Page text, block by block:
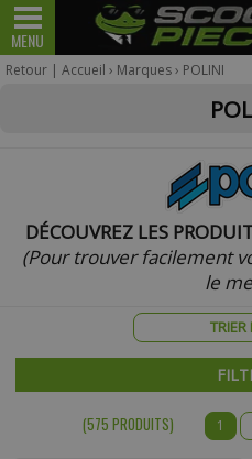
MENU
véhicule
Retour | Accueil › Marques› POLINI
DÉCOUVREZ LES
(Pour trouver facilement
le
(575 PRODUITS) 1
Pour être informé sur
veuillez
Votre produit appartient à
malheureusement pas
de son
Téléphone :